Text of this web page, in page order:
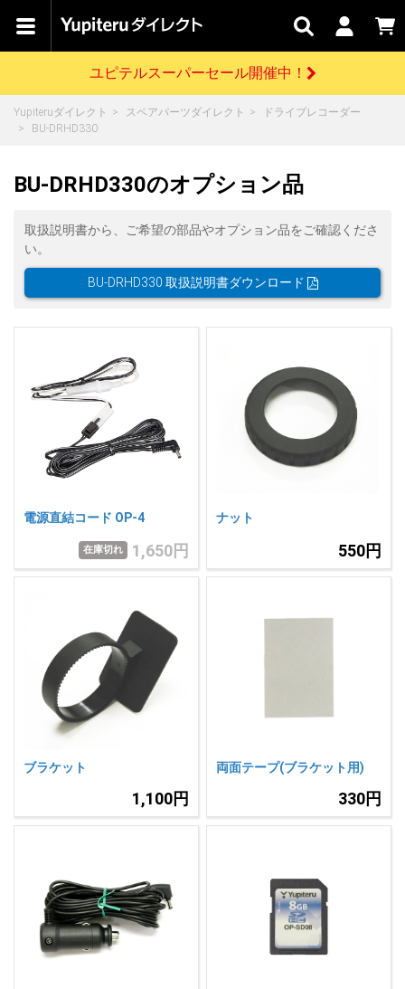
カテゴリで
キャン
ペーン
関連
サービス
お問い
合わせ
はじめての
WEB限定モデル
スペアパーツ
ダイレクト
バーチャルストア
人気 カテゴリ
アウトレット
大口注文はこちら
GPSデータ更新のお申込はこちら
ユピテル公式サイトはこちら
開催中のキャンペーン
【8/17(月) 7:59ま
scroll
お役立ち情報・トピックス
お買い物ガイド
各種ご利用方法はこちら
よくあるご質問
お問い合わせ前のご確認はこちら
お問い合わせ
各種お問い合わせはこちら
ドライブレコーダーを比較して探す
ログインする
会員価格やポイントを利用してご購入頂けます
新規会員登録をする
ユピテルスーパーセール開催中！
Yupiteruダイレクト スペアパーツダイレクト
ドライブレコーダー
BU-DRHD330
BU-DRHD330のオプション品
取扱説明書から、ご希望の部品やオプション品をご確認くださ
い。
BU-DRHD330 取扱説明書ダウンロード
電源直結コード OP-4
在庫切れ 1,650円
ナット
550円
ブラケット
1,100円
両面テープ(ブラケット用)
330円